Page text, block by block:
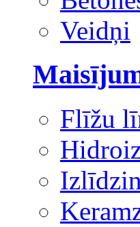
Veidņi
Flīžu